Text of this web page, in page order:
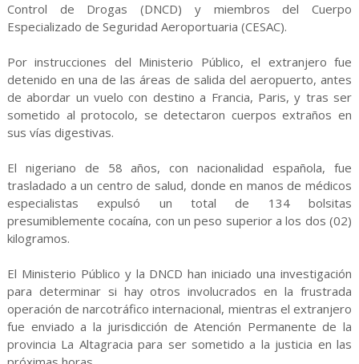
Control de Drogas (DNCD) y miembros del Cuerpo
Especializado de Seguridad Aeroportuaria (CESAC).
Por instrucciones del Ministerio Público, el extranjero fue
detenido en una de las áreas de salida del aeropuerto, antes
de abordar un vuelo con destino a Francia, Paris, y tras ser
sometido al protocolo, se detectaron cuerpos extraños en
sus vías digestivas.
El nigeriano de 58 años, con nacionalidad española, fue
trasladado a un centro de salud, donde en manos de médicos
especialistas expulsó un total de 134 bolsitas
presumiblemente cocaína, con un peso superior a los dos (02)
kilogramos.
El Ministerio Público y la DNCD han iniciado una investigación
para determinar si hay otros involucrados en la frustrada
operación de narcotráfico internacional, mientras el extranjero
fue enviado a la jurisdicción de Atención Permanente de la
provincia La Altagracia para ser sometido a la justicia en las